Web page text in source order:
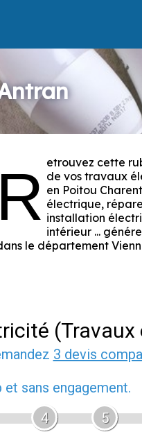
R etrouvez cette
de vos travaux
en Poitou
électrique,
installation
intérieur ...
le département
3 devis
et sans engagement.
4 5